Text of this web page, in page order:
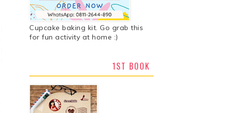
Cupcake baking kit. Go grab this
for fun activity at home :)
1ST BOOK